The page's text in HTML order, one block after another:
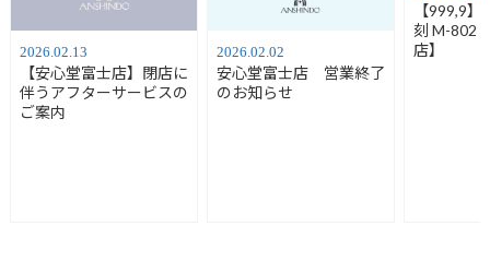
2026.02.13
【安心堂富士店】閉店に
伴うアフターサービスの
ご案内
2026.02.02
安心堂富士店 営業終了
のお知らせ
【999,9
刻 M-802
店】